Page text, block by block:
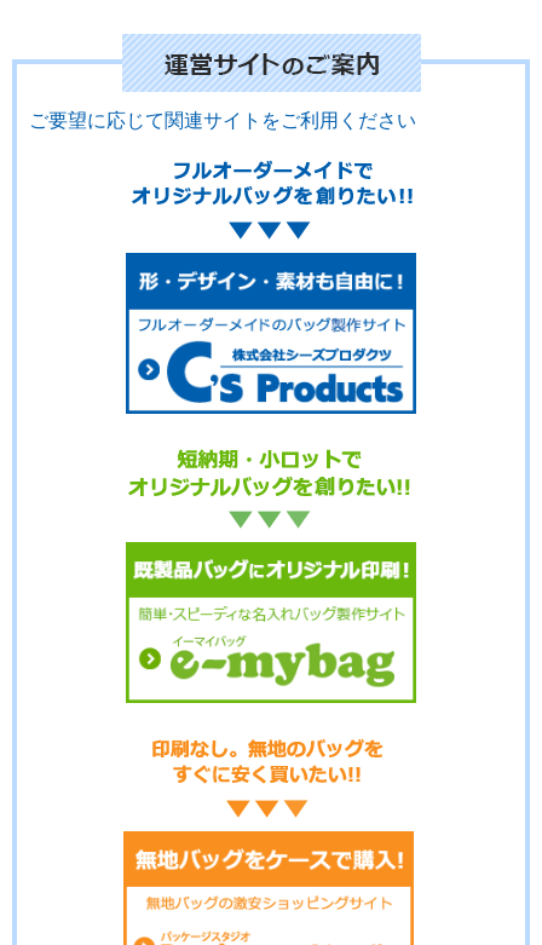
ご要望に応じて関連サイトをご利用ください